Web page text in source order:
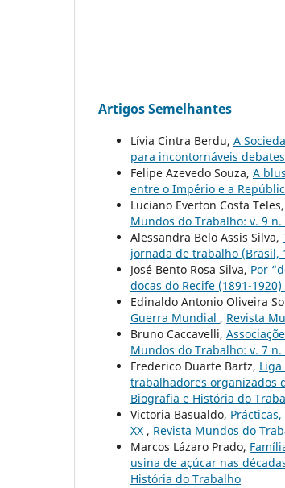
Artigos Semelhantes
Lívia Cintra Berdu, A
para incontornáveis
Felipe Azevedo Souza, A
entre o Império e a
Luciano Everton Costa Teles,
Mundos do Trabalho: v. 9
Alessandra Belo Assis Silva,
jornada de trabalho (Brasil,
José Bento Rosa Silva, Por
docas do Recife (1891-1920)
Edinaldo Antonio Oliveira
Guerra Mundial , Revista
Bruno Caccavelli,
Mundos do Trabalho: v. 7
Frederico Duarte Bartz,
trabalhadores organizados
Biografia e História do
Victoria Basualdo,
XX , Revista Mundos do
Marcos Lázaro Prado,
usina de açúcar nas
História do Trabalho